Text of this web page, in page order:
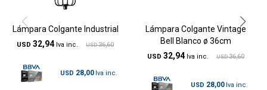
Lámpara Colgante Industrial
USD 32,94 USD 36,60
USD 28,00
Lámpara Colgante Vintage
Bell Blanco ø 36cm
USD 32,94 USD 36,60
USD 28,00